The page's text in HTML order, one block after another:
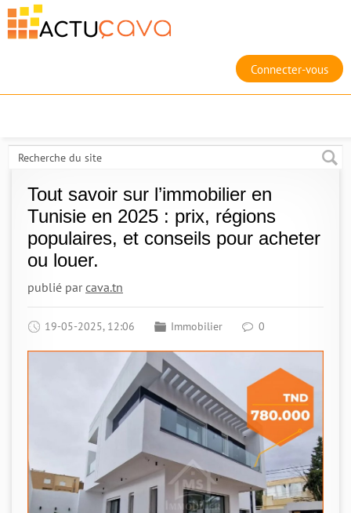
Connecter-vous
Tout savoir sur l’immobilier en
Tunisie en 2025 : prix, régions
populaires, et conseils pour acheter
ou louer.
publié parcava.tn
19-05-2025, 12:06 Immobilier 0